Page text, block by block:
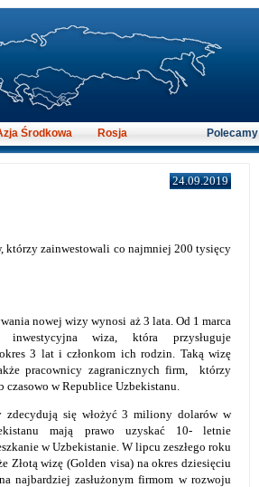
24.09.2019
którzy zainwestowali co najmniej 200 tysięcy
nowej wizy wynosi aż 3 lata. Od 1 marca
inwestycyjna wiza, która przysługuje
3 lat i członkom ich rodzin. Taką wizę
pracownicy zagranicznych firm, którzy
czasowo w Republice Uzbekistanu.
zdecydują się włożyć 3 miliony dolarów w
mają prawo uzyskać 10- letnie
w Uzbekistanie. W lipcu zeszłego roku
Złotą wizę (Golden visa) na okres dziesięciu
najbardziej zasłużonym firmom w rozwoju
Środkowa Rosja Polecamy